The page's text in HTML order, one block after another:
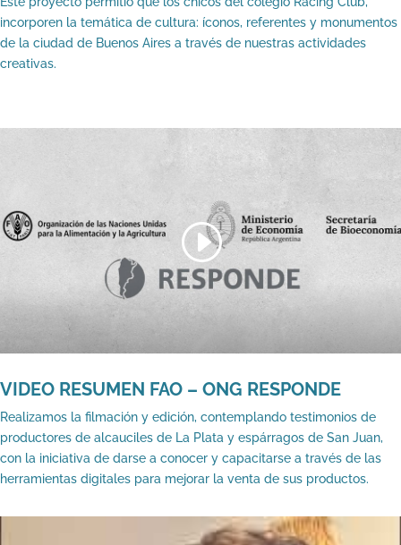
incorporen la temática de cultura: íconos, referentes y monumentos
de la ciudad de Buenos Aires a través de nuestras actividades
creativas.
VIDEO RESUMEN FAO – ONG RESPONDE
Realizamos la filmación y edición, contemplando testimonios de
productores de alcauciles de La Plata y espárragos de San Juan,
con la iniciativa de darse a conocer y capacitarse a través de las
herramientas digitales para mejorar la venta de sus productos.